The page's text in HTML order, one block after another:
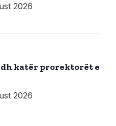
2026
katër prorektorët e
2026